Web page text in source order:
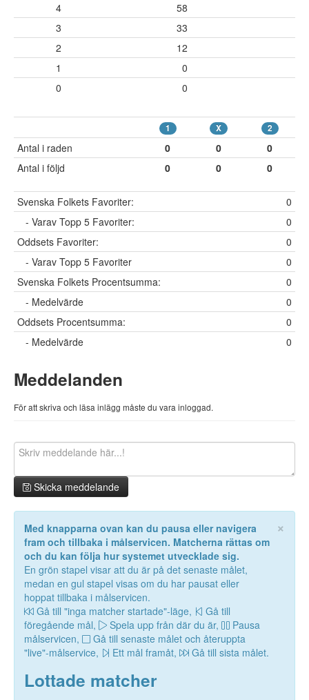
4
58
3
33
2
12
1
0
0
0
1 X 2
Antal i raden 0 0
0
Antal i följd
0 0 0
Svenska Folkets Favoriter:
0
- Varav Topp 5 Favoriter:
0
Oddsets Favoriter:
0
- Varav Topp 5 Favoriter
0
Svenska Folkets Procentsumma:
0
- Medelvärde
0
Oddsets Procentsumma:
0
- Medelvärde
0
Meddelanden
För att skriva och läsa inlägg måste du vara inloggad.
Skicka meddelande
×
Med knapparna ovan kan du pausa eller navigera
fram och tillbaka i målservicen. Matcherna rättas om
och du kan följa hur systemet utvecklade sig.
En grön stapel visar att du är på det senaste målet,
medan en gul stapel visas om du har pausat eller
hoppat tillbaka i målservicen.
Gå till "inga matcher startade"-läge,
Gå till
föregående mål,
Spela upp från där du är,
Pausa
målservicen,
Gå till senaste målet och återuppta
"live"-målservice,
Ett mål framåt, Gå till sista målet.
Lottade matcher